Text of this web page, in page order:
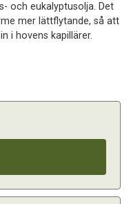
och eukalyptusolja. Det
mer lättflytande, så att
i hovens kapillärer.